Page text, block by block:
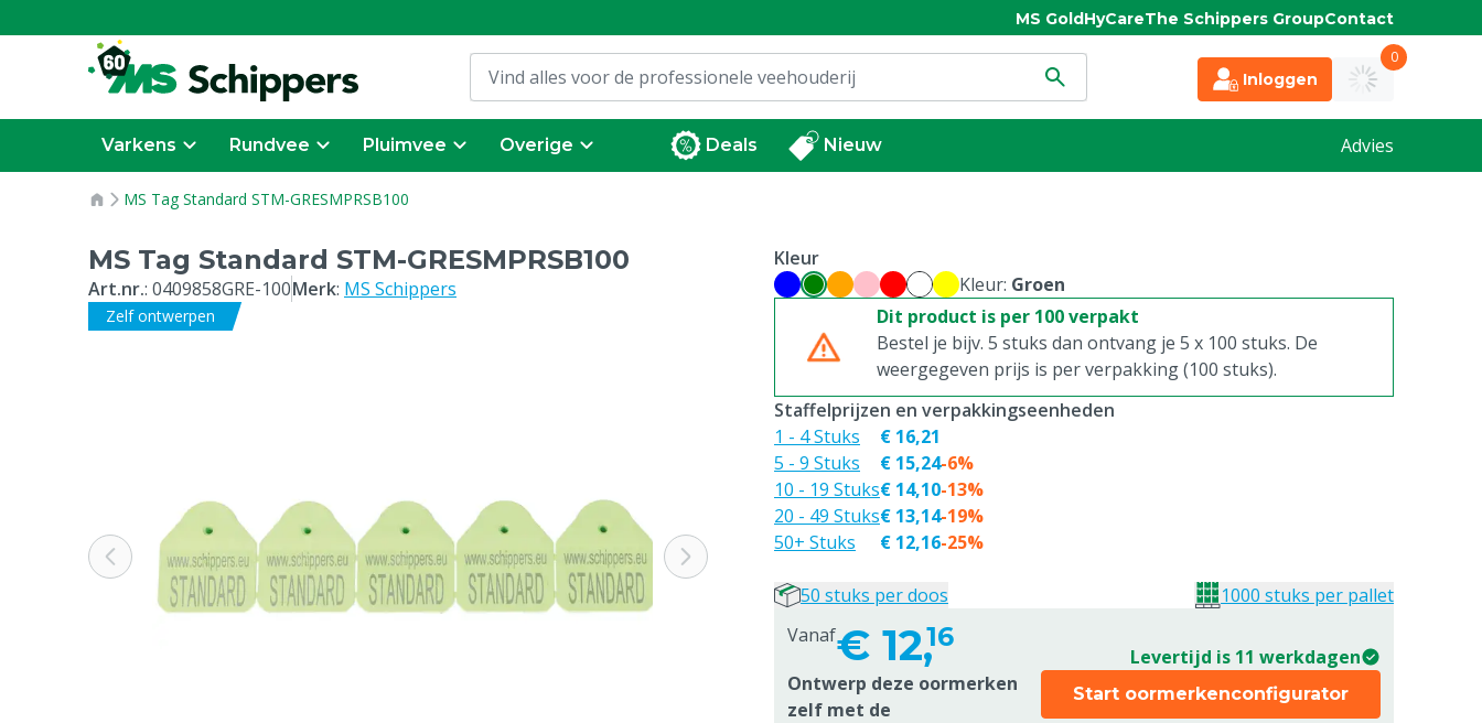
MS GoldHyCareThe Schippers GroupContact
Inloggen
0
Varkens Rundvee Pluimvee Overige Deals Nieuw Advies
MS Tag Standard STM-GRESMPRSB100
MS Tag Standard STM-GRESMPRSB100
Art.nr.: 0409858GRE-100Merk: MS Schippers
Zelf ontwerpen
Kleur
Kleur: Groen
Dit product is per 100 verpakt
Bestel je bijv. 5 stuks dan ontvang je 5 x 100 stuks. De
weergegeven prijs is per verpakking (100 stuks).
Vanaf€ 12,16
Levertijd is 11 werkdagen
Ontwerp deze oormerken
zelf met de
Start oormerkenconfigurator
Staffelprijzen en verpakkingseenheden
1 - 4 Stuks
5 - 9 Stuks
10 - 19 Stuks
20 - 49 Stuks
50+ Stuks
€ 16,21
€ 15,24
€ 14,10
€ 13,14
€ 12,16
-6%
-13%
-19%
-25%
50 stuks per doos 1000 stuks per pallet